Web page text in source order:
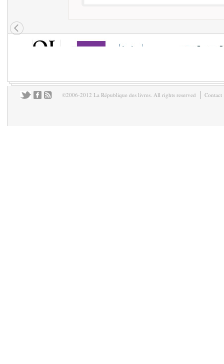
©2006-2012 La République des livres. All rights reserved Contact